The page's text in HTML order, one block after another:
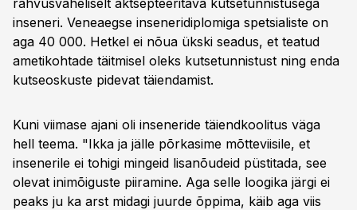
rahvusvaheliselt aktsepteeritava kutsetunnistusega
inseneri. Veneaegse inseneridiplomiga spetsialiste on
aga 40 000. Hetkel ei nõua ükski seadus, et teatud
ametikohtade täitmisel oleks kutsetunnistust ning enda
kutseoskuste pidevat täiendamist.
Kuni viimase ajani oli inseneride täiendkoolitus väga
hell teema. "Ikka ja jälle põrkasime mõtteviisile, et
insenerile ei tohigi mingeid lisanõudeid püstitada, see
olevat inimõiguste piiramine. Aga selle loogika järgi ei
peaks ju ka arst midagi juurde õppima, käib aga viis